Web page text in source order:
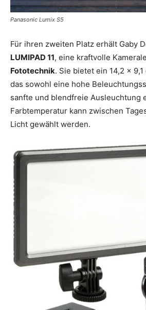
Panasonic Lumix S5
Für ihren zweiten Platz erhält Gaby
LUMIPAD 11, eine kraftvolle
Fototechnik. Sie bietet ein 14,2 x
das sowohl eine hohe
sanfte und blendfreie Ausleuchtung
Farbtemperatur kann zwischen
Licht gewählt werden.